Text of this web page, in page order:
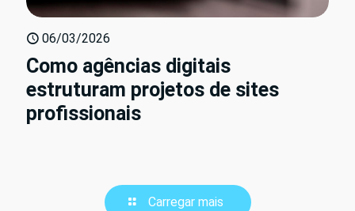
06/03/2026
Como agências digitais
estruturam projetos de sites
profissionais
Carregar mais